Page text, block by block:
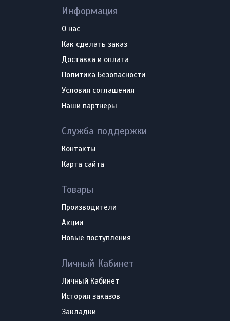
Информация
О нас
Как сделать заказ
Доставка и оплата
Политика Безопасности
Условия соглашения
Наши партнеры
Служба поддержки
Контакты
Карта сайта
Товары
Производители
Акции
Новые поступления
Личный Кабинет
Личный Кабинет
История заказов
Закладки